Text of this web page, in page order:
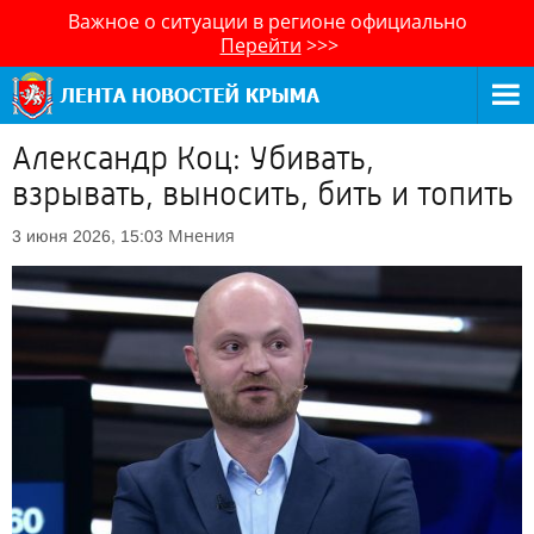
Важное о ситуации в регионе официально
Перейти >>>
Александр Коц: Убивать,
взрывать, выносить, бить и топить
3 июня 2026, 15:03 Мнения